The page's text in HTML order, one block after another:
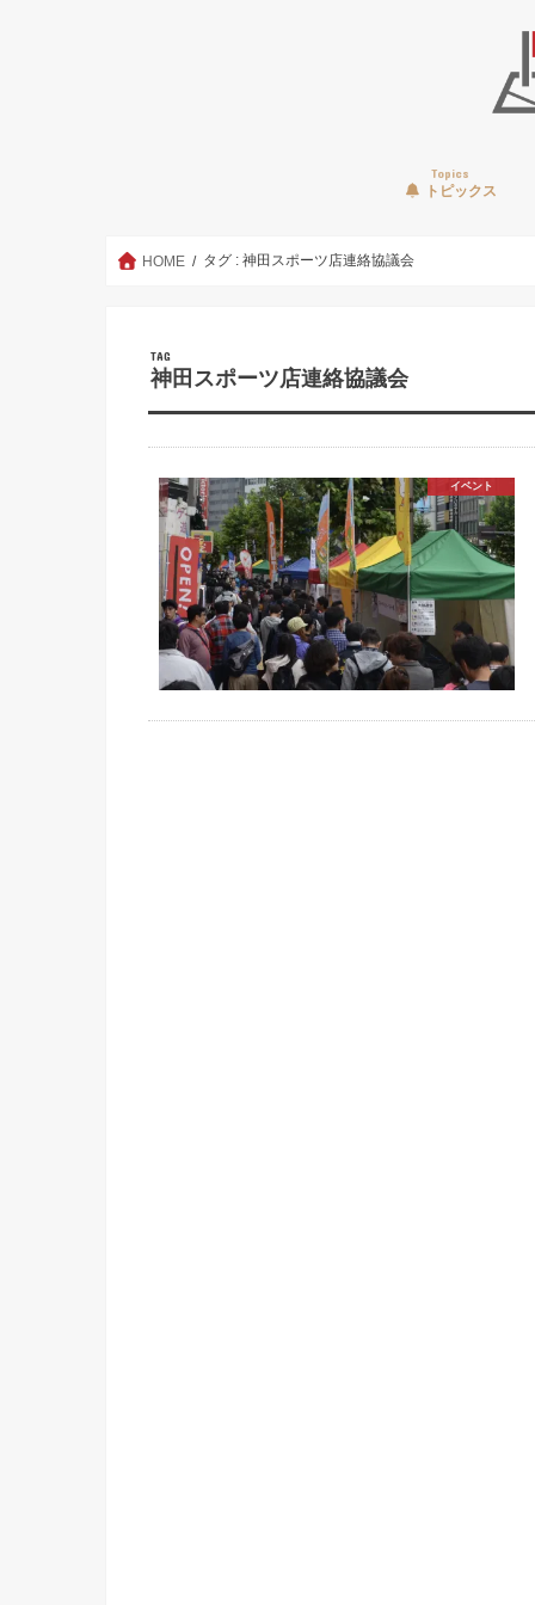
Topics
トピックス
HOME タグ : 神田スポーツ店連絡協議会
TAG
神田スポーツ店連絡協議会
イベント